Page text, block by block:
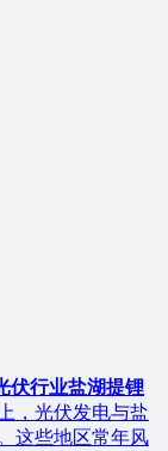
伏行业盐湖提锂
，光伏发电与盐
这些地区常年风